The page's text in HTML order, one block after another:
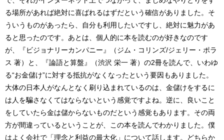
る場所があれば絶対に喜ばれるはずだという確信がありました。そ
ういうものがあったら、自分も利用したいですし、絶対に魅力があ
ると思ったのです。あとは、個人的に本を読むのが好きなのです
が、『ビジョナリーカンパニー』（ジム・コリンズ/ジェリー・ポラ
ス 著）と、『論語と算盤』（渋沢 栄一 著）の2冊を読んで、いわゆ
る“お金儲け”に対する抵抗がなくなったという要因もありました。
大体の日本人がなんとなく刷り込まれているのは、金儲けをするに
は人を騙さなくてはならないという感覚ですよね。逆に、良いこと
をしていたら金は儲からないものだという感覚もあります。その両
方が間違っているということが、この本を読んでわかりました。僕
はよく会社で「理念と利益の最大化」について話します。どちらか